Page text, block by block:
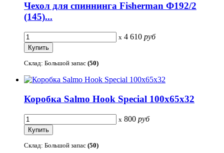
Чехол для спиннинга Fisherman Ф192/2
(145)...
x 4 610 руб
Склад: Большой запас (50)
Коробка Salmo Hook Special 100х65х32
x 800 руб
Склад: Большой запас (50)